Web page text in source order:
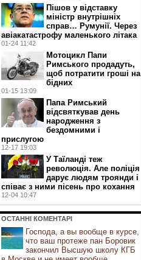
Пішов у відставку
міністр внутрішніх
справ… Румунії. Через
авіакатастрофу маленького літака
01-24 11:42
Мотоцикл Папи
Римського продадуть,
щоб потратити гроші на
бідних
01-15 13:09
Папа Римський
відсвяткував день
народження з
бездомними і
прислугою
12-17 19:03
У Таїланді теж
революція. Але поліція
дарує людям троянди і
співає з ними пісень про кохання
12-04 10:47
ОСТАННI КОМЕНТАРI
Господа, а вы вообще в курсе,
что ваш протеже пан Боровик
закончил Высшую школу КГБ